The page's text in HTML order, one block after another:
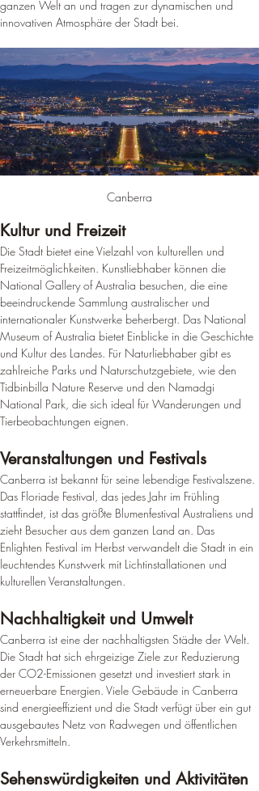
ganzen Welt an und tragen zur dynamischen und
innovativen Atmosphäre der Stadt bei.
Canberra
Kultur und Freizeit
Die Stadt bietet eine Vielzahl von kulturellen und
Freizeitmöglichkeiten. Kunstliebhaber können die
National Gallery of Australia besuchen, die eine
beeindruckende Sammlung australischer und
internationaler Kunstwerke beherbergt. Das National
Museum of Australia bietet Einblicke in die Geschichte
und Kultur des Landes. Für Naturliebhaber gibt es
zahlreiche Parks und Naturschutzgebiete, wie den
Tidbinbilla Nature Reserve und den Namadgi
National Park, die sich ideal für Wanderungen und
Tierbeobachtungen eignen.
Veranstaltungen und Festivals
Canberra ist bekannt für seine lebendige Festivalszene.
Das Floriade Festival, das jedes Jahr im Frühling
stattfindet, ist das größte Blumenfestival Australiens und
zieht Besucher aus dem ganzen Land an. Das
Enlighten Festival im Herbst verwandelt die Stadt in ein
leuchtendes Kunstwerk mit Lichtinstallationen und
kulturellen Veranstaltungen.
Nachhaltigkeit und Umwelt
Canberra ist eine der nachhaltigsten Städte der Welt.
Die Stadt hat sich ehrgeizige Ziele zur Reduzierung
der CO2-Emissionen gesetzt und investiert stark in
erneuerbare Energien. Viele Gebäude in Canberra
sind energieeffizient und die Stadt verfügt über ein gut
ausgebautes Netz von Radwegen und öffentlichen
Verkehrsmitteln.
Sehenswürdigkeiten und Aktivitäten